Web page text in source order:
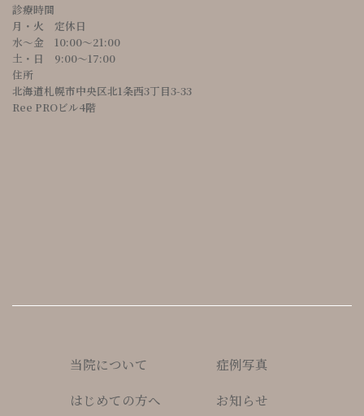
診療時間
月・火 定休日
水～金 10:00〜21:00
土・日 9:00〜17:00
住所
北海道札幌市中央区北1条西3丁目3-33
Ree PROビル4階
当院について
症例写真
はじめての方へ
お知らせ